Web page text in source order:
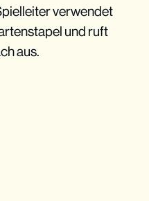
verwendet
und ruft
aus.